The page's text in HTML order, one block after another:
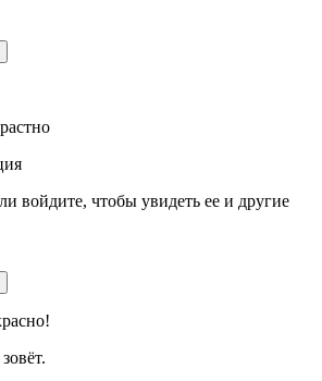
войдите, чтобы увидеть ее и другие